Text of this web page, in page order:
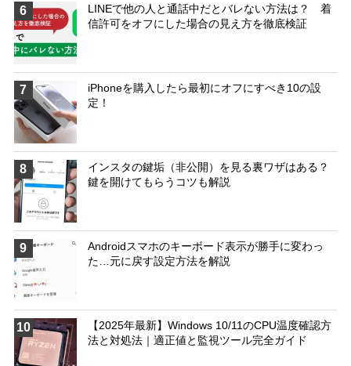
6
LINEで他の人と通話中だとバレない方法は？ 着
信許可をオフにした場合の見え方を徹底検証
7
iPhoneを購入したら最初にオフにすべき10の設
定！
8
インスタの鍵垢（非公開）を見る裏ワザはある？
鍵を開けてもらうコツも解説
9
Androidスマホのキーボード表示が勝手に変わっ
た…元に戻す設定方法を解説
10
【2025年最新】Windows 10/11のCPU温度確認方
法と対処法｜適正値と監視ツール完全ガイド